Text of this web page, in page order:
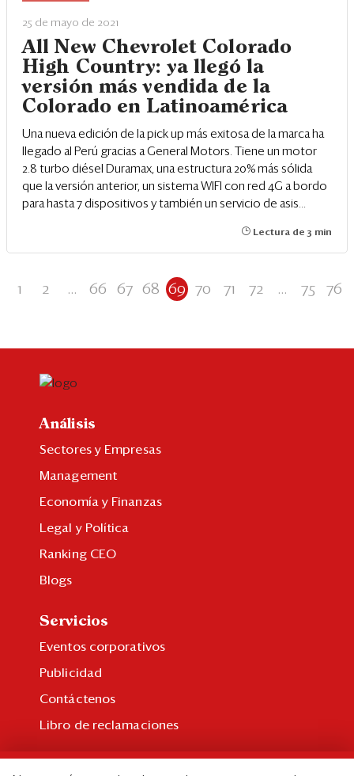
25 de mayo de 2021
All New Chevrolet Colorado
High Country: ya llegó la
versión más vendida de la
Colorado en Latinoamérica
Una nueva edición de la pick up más exitosa de la marca ha
llegado al Perú gracias a General Motors. Tiene un motor
2.8 turbo diésel Duramax, una estructura 20% más sólida
que la versión anterior, un sistema WIFI con red 4G a bordo
para hasta 7 dispositivos y también un servicio de asis...
Lectura de 3 min
1 2 ... 66 67 68 69 70 71 72 ... 75 76
Análisis
Sectores y Empresas
Management
Economía y Finanzas
Legal y Política
Ranking CEO
Blogs
Servicios
Eventos corporativos
Publicidad
Contáctenos
Libro de reclamaciones